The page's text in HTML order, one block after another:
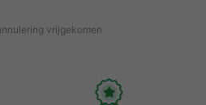
vrijgekomen